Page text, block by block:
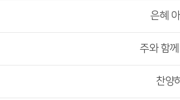
은혜
주와 함
찬양